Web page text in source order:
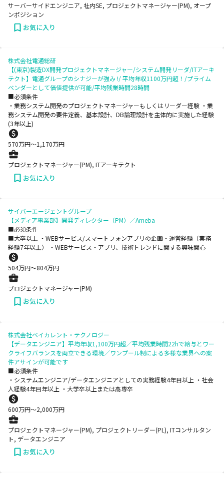
サーバーサイドエンジニア, 社内SE, プロジェクトマネージャー(PM), オープ
ンポジション
お気に入り
株式会社電通総研
【(東京)製造DX開発プロジェクトマネージャー/システム開発リーダ/ITアーキ
テクト】電通グループのシナジーが強み !/ 平均年収1100万円超！/プライム
ベンダーとして価値提供が可能/平均残業時間28時間
■必須条件
・業務システム開発のプロジェクトマネージャーもしくはリーダー経験 ・業
務システム開発の要件定義、基本設計、DB論理設計を主体的に実施した経験
(3年以上)
570万円〜1,170万円
プロジェクトマネージャー(PM), ITアーキテクト
お気に入り
サイバーエージェントグループ
【メディア事業部】開発ディレクター（PM）／Ameba
■必須条件
■大卒以上 ・WEBサービス/スマートフォンアプリの企画・運営経験（実務
経験7年以上） ・WEBサービス・アプリ、技術トレンドに関する興味関心
504万円〜804万円
プロジェクトマネージャー(PM)
お気に入り
株式会社ベイカレント・テクノロジー
【データエンジニア】平均年収1,100万円超／平均残業時間22hで給与とワー
クライフバランスを両立できる環境／ワンプール制による多様な業界への案
件アサインが可能です
■必須条件
・システムエンジニア/データエンジニアとしての実務経験4年目以上 ・社会
人経験4年目年以上 ・大学卒以上または高専卒
600万円〜2,000万円
プロジェクトマネージャー(PM), プロジェクトリーダー(PL), ITコンサルタン
ト, データエンジニア
お気に入り